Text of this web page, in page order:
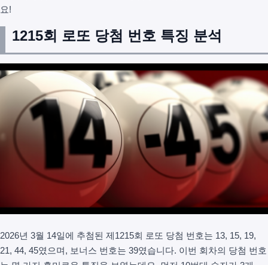
요!
1215회 로또 당첨 번호 특징 분석
2026년 3월 14일에 추첨된 제1215회 로또 당첨 번호는 13, 15, 19,
21, 44, 45였으며, 보너스 번호는 39였습니다. 이번 회차의 당첨 번호